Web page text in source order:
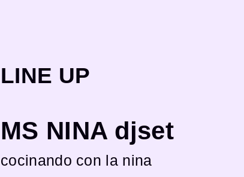
LINE UP
MS NINA djset
cocinando con la nina